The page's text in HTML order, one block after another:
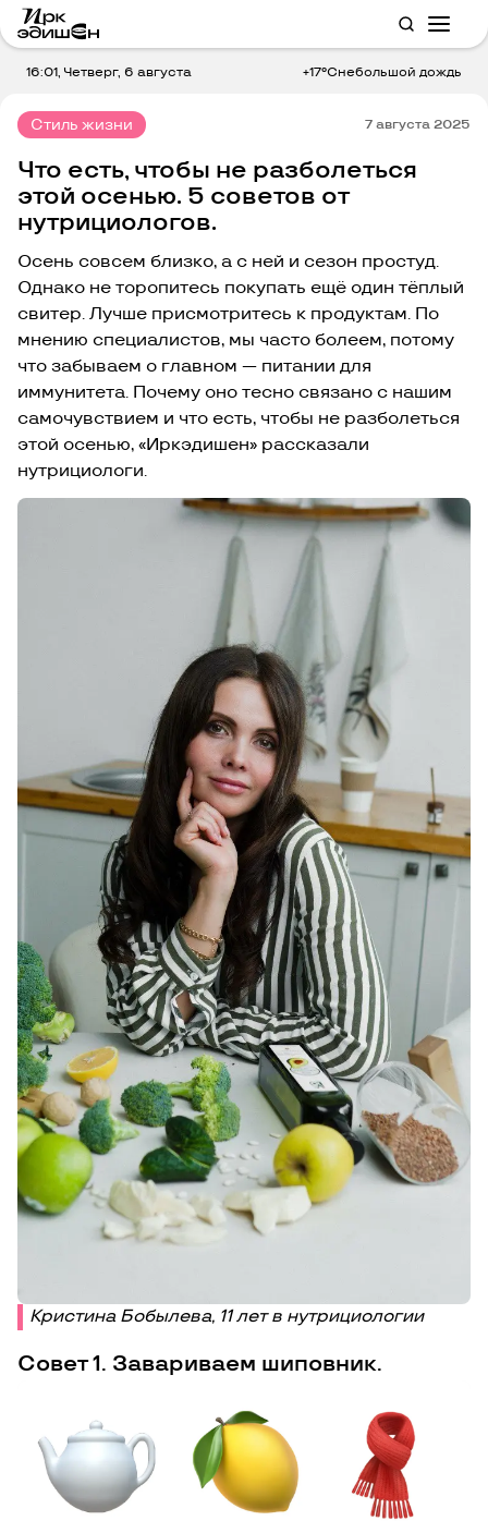
16:01, Четверг, 6 августа +17°Cнебольшой дождь
Стиль жизни 7 августа 2025
Что есть, чтобы не разболеться
этой осенью. 5 советов от
нутрициологов.
Осень совсем близко, а с ней и сезон простуд.
Однако не торопитесь покупать ещё один тёплый
свитер. Лучше присмотритесь к продуктам. По
мнению специалистов, мы часто болеем, потому
что забываем о главном — питании для
иммунитета. Почему оно тесно связано с нашим
самочувствием и что есть, чтобы не разболеться
этой осенью, «Иркэдишен» рассказали
нутрициологи.
Кристина Бобылева, 11 лет в нутрициологии
Совет 1. Завариваем шиповник.